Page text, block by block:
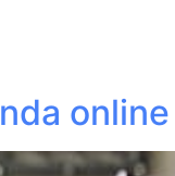
online